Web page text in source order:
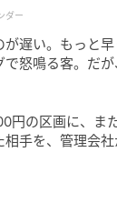
、女性の一
すべての女性
ように！
マンガ家・
ダー
が遅い。もっと
で怒鳴る客。だ
円の区画に、ま
相手を、管理会